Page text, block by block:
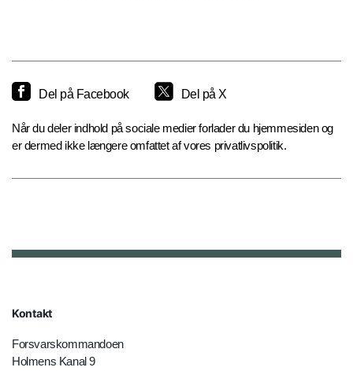
Del på Facebook Del på X
Når du deler indhold på sociale medier forlader du hjemmesiden og
er dermed ikke længere omfattet af vores privatlivspolitik.
Kontakt
Forsvarskommandoen
Holmens Kanal 9